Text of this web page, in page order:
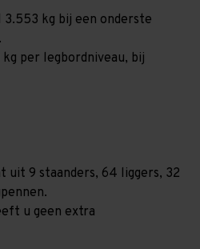
3.553 kg bij een onderste
per legbordniveau, bij
uit 9 staanders, 64 liggers, 32
u geen extra